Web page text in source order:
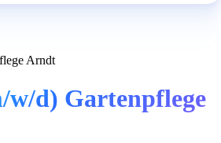
Arndt
w/d) Gartenpflege